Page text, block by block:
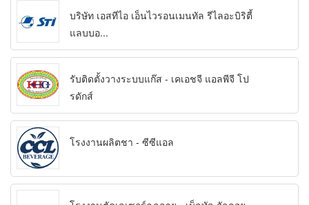
บริษัท เอสทีไอ เอ็นไวรอนเมนทัล รีไลอะบิริตี้
แลบบอ...
รับติดตั้งวางระบบแก๊ส - เคเอชจี แอลพีจี โป
รดักส์
โรงงานผลิตชา - ซีซีแอล